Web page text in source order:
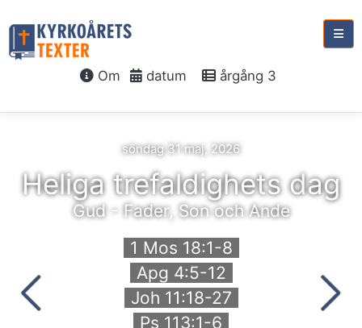
Om datum årgång 3
söndag 31 maj, 2026
Heliga trefaldighets dag
Gud - Fader, Son och Ande
1 Mos 18:1-8
Apg 4:5-12
Joh 11:18-27
Ps 113:1-6